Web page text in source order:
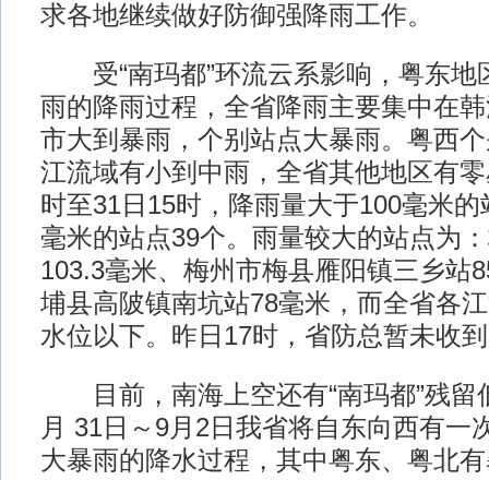
求各地继续做好防御强降雨工作。
受“南玛都”环流云系影响，粤东地
雨的降雨过程，全省降雨主要集中在
市大到暴雨，个别站点大暴雨。粤西
江流域有小到中雨，全省其他地区有
时至31日15时，降雨量大于100毫米
毫米的站点39个。雨量较大的站点为
103.3毫米、梅州市梅县雁阳镇三乡站
埔县高陂镇南坑站78毫米，而全省各
水位以下。昨日17时，省防总暂未收
目前，南海上空还有“南玛都”残留
月 31日～9月2日我省将自东向西有一
大暴雨的降水过程，其中粤东、粤北